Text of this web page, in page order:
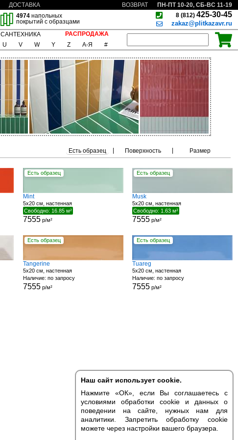
Наш сайт использует cookie.
Нажмите «ОК», если Вы соглашаетесь с
условиями обработки cookie и данных о
поведении на сайте, нужных нам для
аналитики. Запретить обработку cookie
можете через настройки вашего браузера.
ДОСТАВКА ВОЗВРАТ
ПН-ПТ 10-20, СБ-ВС 11-19
4974напольных
покрытий с образцами
8 (812) 425-30-45
zakaz@plitkazavr.ru
САНТЕХНИКА
РАСПРОДАЖА
U V W Y Z А-Я #
Есть образец | Поверхность | Размер
Есть образец
Mint
5x20 см, настенная
Свободно: 16.85 м²
7555р/м²
Есть образец
Musk
5x20 см, настенная
Свободно: 1.63 м²
7555 р/м²
Есть образец
Tangerine
5x20 см, настенная
Наличие: по запросу
7555р/м²
Есть образец
Tuareg
5x20 см, настенная
Наличие: по запросу
7555 р/м²